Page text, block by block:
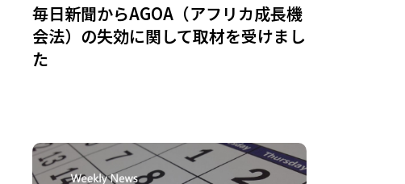
毎日新聞からAGOA（アフリカ成長機
会法）の失効に関して取材を受けまし
た